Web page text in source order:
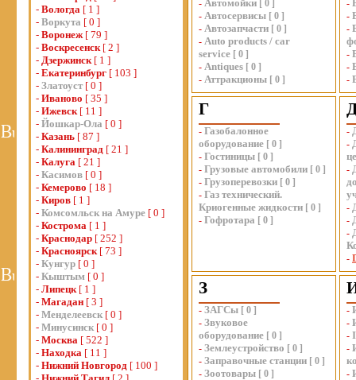
- Вологда [ 1 ]
- Воркута [ 0 ]
- Воронеж[ 79 ]
- Воскресенск[ 2 ]
- Дзержинск[ 1 ]
- Екатеринбург [ 103 ]
- Златоуст [ 0 ]
- Иваново [ 35 ]
- Ижевск[ 11 ]
- Йошкар-Ола [ 0 ]
- Казань [ 87 ]
- Калининград [ 21 ]
- Калуга [ 21 ]
- Касимов [ 0 ]
- Кемерово [ 18 ]
- Киров [ 1 ]
- Комсомльск на Амуре [ 0 ]
- Кострома [ 1 ]
- Краснодар [ 252 ]
- Красноярск[ 73 ]
- Кунгур [ 0 ]
- Кыштым [ 0 ]
- Липецк[ 1 ]
- Магадан [ 3 ]
- Менделеевск [ 0 ]
- Минусинск [ 0 ]
- Москва [ 522 ]
- Находка [ 11 ]
- Нижний Новгород [ 100 ]
- Автомойки [ 0 ]
- Автосервисы [ 0 ]
- Автозапчасти [ 0 ]
- Auto products / car
service [ 0 ]
- Antiques [ 0 ]
- Аттракционы [ 0 ]
-
-
-
-
-
-
Г
- Газобалонное
оборудование [ 0 ]
- Гостиницы [ 0 ]
- Грузовые автомобили [ 0 ]
- Грузоперевозки [ 0 ]
- Газ технический.
Криогенные жидкости [ 0 ]
- Гофротара [ 0 ]
-
-
-
-
-
-
-
З
- ЗАГСы [ 0 ]
- Звуковое
оборудование [ 0 ]
- Землеустройство [ 0 ]
- Заправочные станции [ 0 ]
- Зоотовары [ 0 ]
-
-
-
-
-